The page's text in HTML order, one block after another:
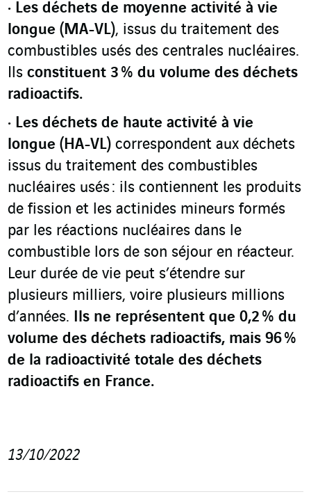
Les déchets de moyenne activité à vie
longue (MA-VL), issus du traitement des
combustibles usés des centrales nucléaires.
Ils constituent 3 % du volume des déchets
radioactifs.
Les déchets de haute activité à vie
longue (HA-VL) correspondent aux déchets
issus du traitement des combustibles
nucléaires usés : ils contiennent les produits
de fission et les actinides mineurs formés
par les réactions nucléaires dans le
combustible lors de son séjour en réacteur.
Leur durée de vie peut s’étendre sur
plusieurs milliers, voire plusieurs millions
d’années. Ils ne représentent que 0,2 % du
volume des déchets radioactifs, mais 96 %
de la radioactivité totale des déchets
radioactifs en France.
13/10/2022